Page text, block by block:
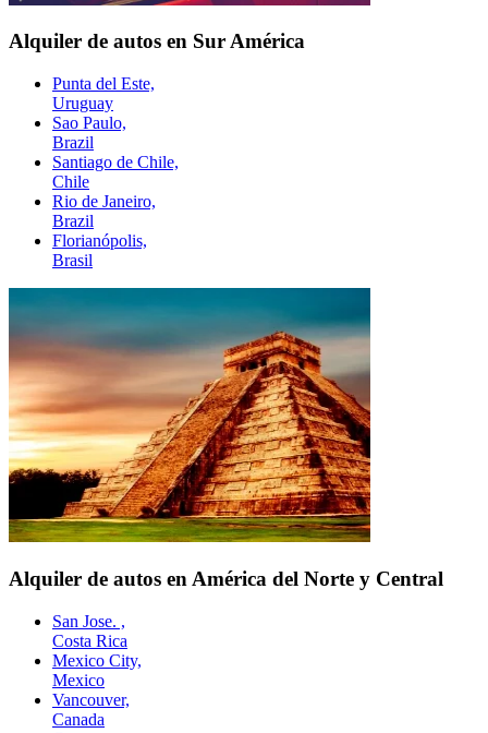
Alquiler de autos en Sur América
Punta del Este,
Uruguay
Sao Paulo,
Brazil
Santiago de Chile,
Chile
Rio de Janeiro,
Brazil
Florianópolis,
Brasil
Alquiler de autos en América del Norte y Central
San Jose. ,
Costa Rica
Mexico City,
Mexico
Vancouver,
Canada